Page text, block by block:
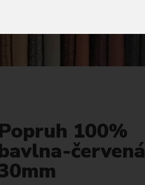
100%
červená